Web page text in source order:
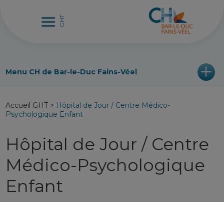
Menu CH de Bar-le-Duc Fains-Véel
Accueil GHT> Hôpital de Jour / Centre Médico-
Psychologique Enfant
Hôpital de Jour / Centre
Médico-Psychologique
Enfant